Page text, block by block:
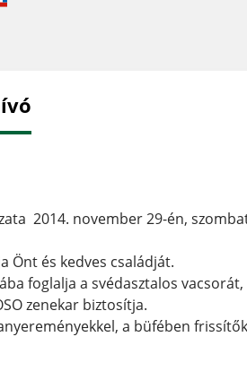
2014. november 29-én,
Önt és kedves családját.
foglalja a svédasztalos
zenekar biztosítja.
a büfében